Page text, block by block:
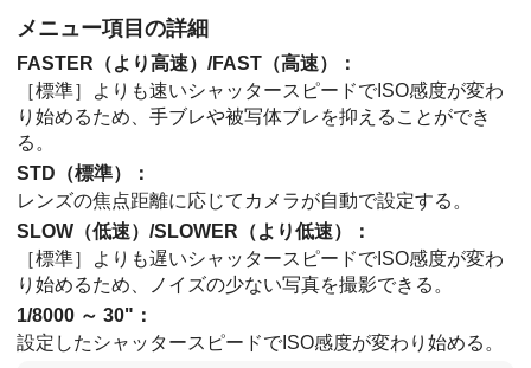
メニュー項目の詳細
FASTER（より高速）/FAST（高速）：
［標準］
よりも速いシャッタースピードでISO感度が変わ
り始めるため、手ブレや被写体ブレを抑えることができ
る。
STD（標準）：
レンズの焦点距離に応じてカメラが自動で設定する。
SLOW（低速）/SLOWER（より低速）：
［標準］
よりも遅いシャッタースピードでISO感度が変わ
り始めるため、ノイズの少ない写真を撮影できる。
1/8000 ～ 30" ：
設定したシャッタースピードでISO感度が変わり始める。